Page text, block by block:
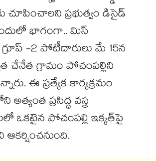
చూపించాలని ప్రభుత్వం డిసైడ్
భాగంగా.. మిస్
గ్రూప్ -2 పోటీదారులు మే 15న
చేనేత గ్రామం పోచంపల్లిని
ఈ ప్రత్యేక కార్యక్రమం
ప్రసిద్ధ వస్త్ర
ఒకటైన పోచంపల్లి ఇక్కత్‎పై
ఆకర్షించనుంది.